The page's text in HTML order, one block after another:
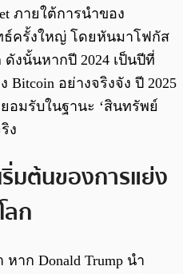
ภายใต้การนำของ
ธ์ครั้งใหญ่ โดยหันมาโฟกัส
งนั้นหากปี 2024 เป็นปีที่
อย่างจริงจัง ปี 2025
อมรับในฐานะ ‘สินทรัพย์
ง
มต้นของการแย่ง
ลก
หาก Donald Trump นำ